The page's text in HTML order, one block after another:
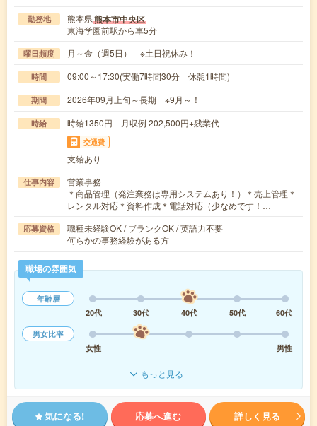
勤務地 熊本県熊本市中央区
東海学園前駅から車5分
曜日頻度 月～金（週5日） ※土日祝休み！
時間 09:00～17:30(実働7時間30分 休憩1時間)
期間 2026年09月上旬～長期 ※9月～！
時給 時給1350円 月収例 202,500円+残業代
交通費
支給あり
仕事内容
営業事務
＊商品管理（発注業務は専用システムあり！）＊売上管理＊
レンタル対応＊資料作成＊電話対応（少なめです！…
応募資格
職種未経験OK / ブランクOK / 英語力不要
何らかの事務経験がある方
職場の雰囲気
年齢層
20代
30代 40代 50代
60代
男女比率
女性
男性
もっと見る
気になる! 応募へ進む 詳しく見る